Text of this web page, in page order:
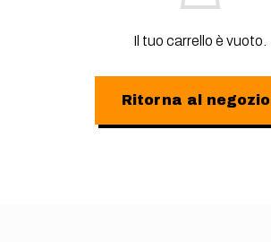
Il tuo carrello è vuoto.
Ritorna al negozio